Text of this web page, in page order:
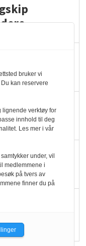
men fulle
i butikken
bruker vi
kan reservere
lignende verktøy for
innhold til deg
Les mer i vår
under, vil
medlemmene i
på tvers av
finner du på